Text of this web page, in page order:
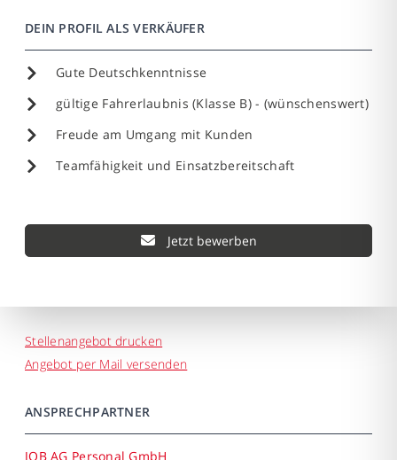
DEIN PROFIL ALS VERKÄUFER
Gute Deutschkenntnisse
gültige Fahrerlaubnis (Klasse B) - (wünschenswert)
Freude am Umgang mit Kunden
Teamfähigkeit und Einsatzbereitschaft
Jetzt bewerben
Stellenangebot drucken
Angebot per Mail versenden
ANSPRECHPARTNER
JOB AG Personal GmbH